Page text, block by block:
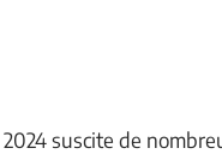
suscite de